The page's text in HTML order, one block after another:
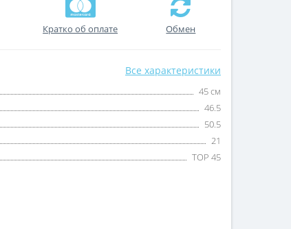
Кратко об оплате Обмен
Все характеристики
45 см
46.5
50.5
21
TOP 45